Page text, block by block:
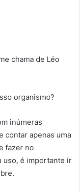
chama de Léo
organismo?
inúmeras
contar apenas uma
fazer no
uso, é importante ir